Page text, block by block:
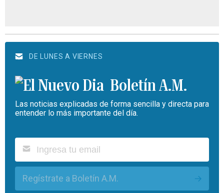
DE LUNES A VIERNES
Boletín A.M.
Las noticias explicadas de forma sencilla y directa para
entender lo más importante del día.
Regístrate a Boletín A.M.